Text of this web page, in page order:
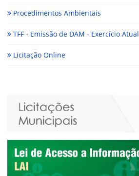
Procedimentos Ambientais
TFF - Emissão de DAM - Exercício Atual
Licitação Online